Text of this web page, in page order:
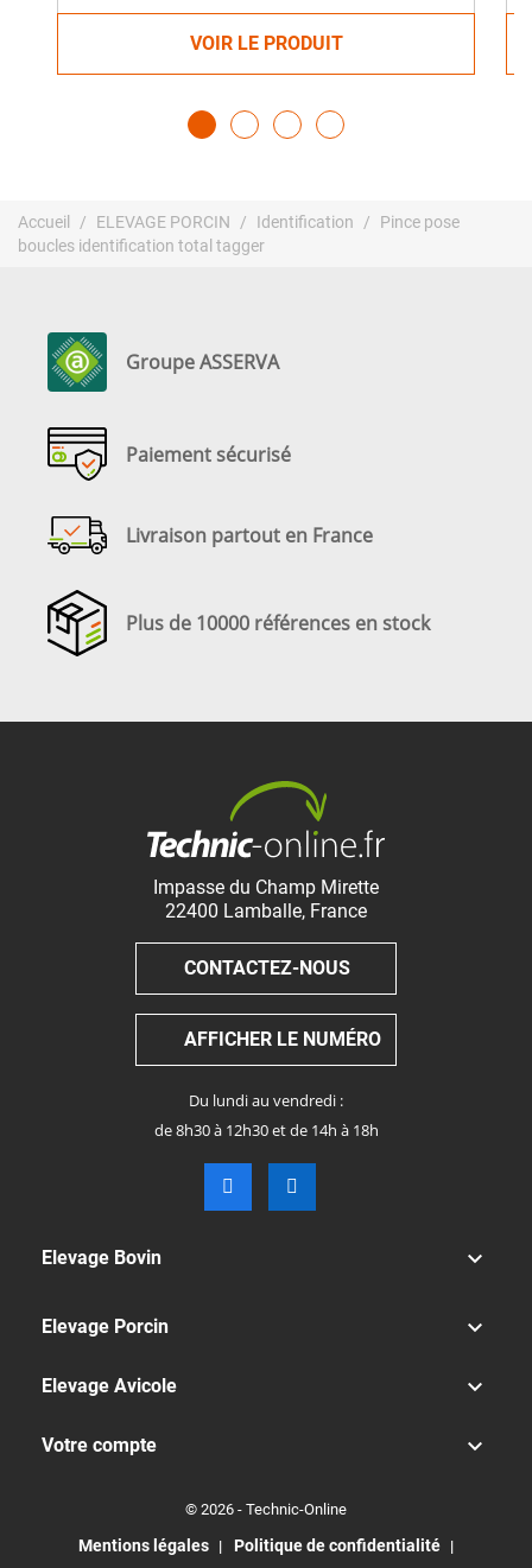
VOIR LE PRODUIT
Accueil ELEVAGE PORCIN Identification
Pince pose
boucles identification total tagger
Groupe ASSERVA
Paiement sécurisé
Livraison partout en France
Plus de 10000 références en stock
Impasse du Champ Mirette
22400 Lamballe, France
CONTACTEZ-NOUS
AFFICHER LE NUMÉRO
Du lundi au vendredi :
de 8h30 à 12h30 et de 14h à 18h
Elevage Bovin 
Elevage Porcin 
Elevage Avicole 
Votre compte 
© 2026 - Technic-Online
Mentions légales Politique de confidentialité